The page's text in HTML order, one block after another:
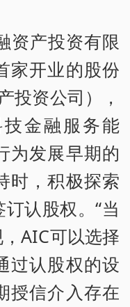
资产投资有限
家开业的股份
投资公司），
金融服务能
为发展早期的
时，积极探索
认股权。“当
AIC可以选择
过认股权的设
授信介入存在